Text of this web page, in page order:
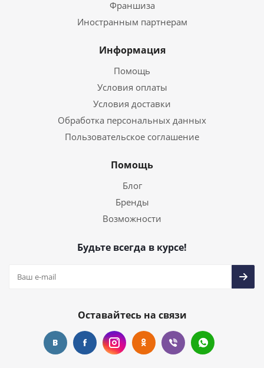
Франшиза
Иностранным партнерам
Информация
Помощь
Условия оплаты
Условия доставки
Обработка персональных данных
Пользовательское соглашение
Помощь
Блог
Бренды
Возможности
Будьте всегда в курсе!
Оставайтесь на связи